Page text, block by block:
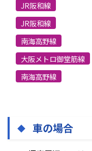
JR阪和線
JR阪和線
南海高野線
大阪メトロ御堂筋線
南海高野線
車の場合